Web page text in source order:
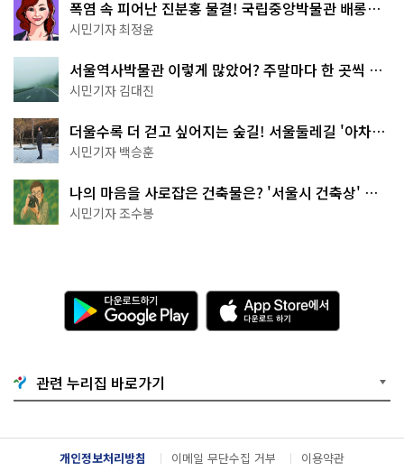
폭염 속 피어난 진분홍 물결! 국립중앙박물관 배롱나
무 명소
시민기자 최정윤
서울역사박물관 이렇게 많았어? 주말마다 한 곳씩 떠
나는 역사 산책
시민기자 김대진
더울수록 더 걷고 싶어지는 숲길! 서울둘레길 '아차산
코스'
시민기자 백승훈
나의 마음을 사로잡은 건축물은? '서울시 건축상' 수
상작 공개!
시민기자 조수봉
다
운
로
기
G
o
g
l
e
A
p
p
e
서
다
운
관련 누리집 바로가기
개인정보처리방침 이메일 무단수집 거부 이용약관